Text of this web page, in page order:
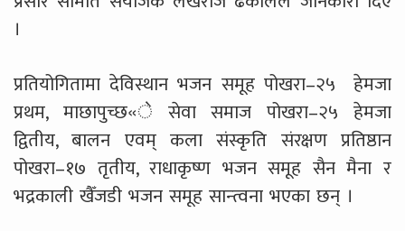
।
प्रतियोगितामा देविस्थान भजन समूह पोखरा–२५ हेमजा
प्रथम, माछापुच्छ«े सेवा समाज पोखरा–२५ हेमजा
द्वितीय, बालन एवम् कला संस्कृति संरक्षण प्रतिष्ठान
पोखरा–१७ तृतीय, राधाकृष्ण भजन समूह सैन मैना र
भद्रकाली खैँजडी भजन समूह सान्त्वना भएका छन् ।